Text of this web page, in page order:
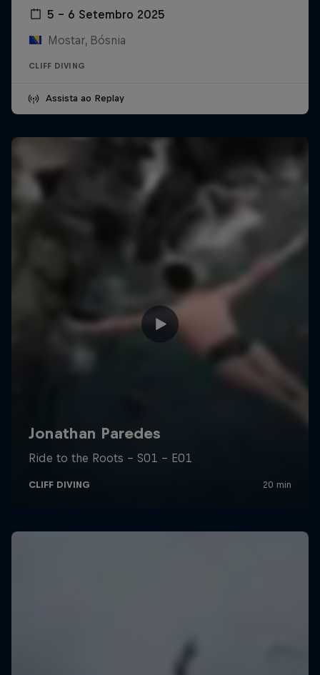
5 – 6 Setembro 2025
Mostar, Bósnia
CLIFF DIVING
Assista ao Replay